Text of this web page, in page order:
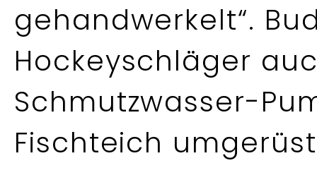
gehandwerkelt“.
Hockeyschläger
Schmutzwasser-
Fischteich